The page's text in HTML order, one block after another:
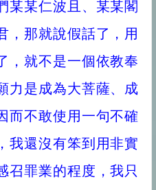
某某仁波且、某某閣
，那就說假話了，用
，就不是一個依教奉
力是成為大菩薩、成
而不敢使用一句不確
我還沒有笨到用非實
召罪業的程度，我只